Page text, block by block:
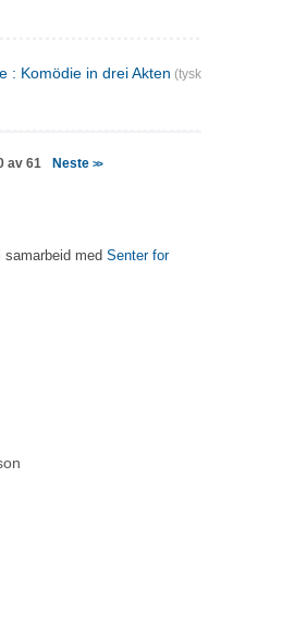
: Komödie in drei Akten (tysk)
av 61 Neste>>
samarbeid med Senter for